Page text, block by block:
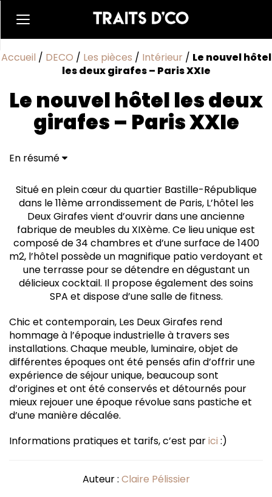
Accueil / DECO / Les pièces / Intérieur / Le nouvel hôtel
les deux girafes – Paris XXIe
Le nouvel hôtel les deux
girafes – Paris XXIe
En résumé
Situé en plein cœur du quartier Bastille-République
dans le 11ème arrondissement de Paris, L’hôtel les
Deux Girafes vient d’ouvrir dans une ancienne
fabrique de meubles du XIXème. Ce lieu unique est
composé de 34 chambres et d’une surface de 1400
m2, l’hôtel possède un magnifique patio verdoyant et
une terrasse pour se détendre en dégustant un
délicieux cocktail. Il propose également des soins
SPA et dispose d’une salle de fitness.
Chic et contemporain, Les Deux Girafes rend
hommage à l’époque industrielle à travers ses
installations. Chaque meuble, luminaire, objet de
différentes époques ont été pensés afin d’offrir une
expérience de séjour unique, beaucoup sont
d’origines et ont été conservés et détournés pour
mieux rejouer une époque révolue sans pastiche et
d’une manière décalée.
Informations pratiques et tarifs, c’est parici :)
Auteur : Claire Pélissier